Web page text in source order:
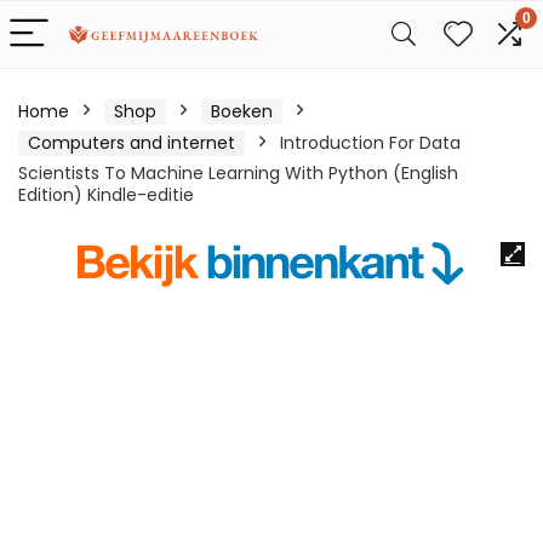
0
Home Shop
Boeken
Computers and internet
Introduction For Data
Scientists To Machine Learning With Python (English
Edition) Kindle-editie